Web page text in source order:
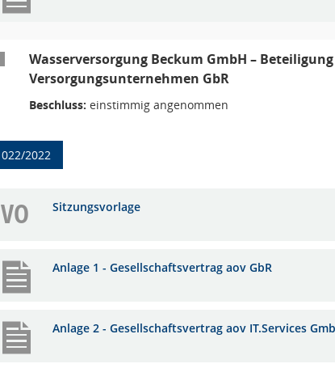
Wasserversorgung Beckum GmbH –
Versorgungsunternehmen GbR
Beschluss: einstimmig angenommen
022/2022
VO Sitzungsvorlage
Anlage 1 - Gesellschaftsvertrag aov GbR
Anlage 2 - Gesellschaftsvertrag aov IT.Services